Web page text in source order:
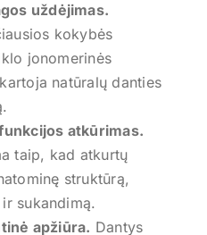
uždėjimas.
kokybės
jonomerinės
natūralų danties
atkūrimas.
taip, kad atkurtų
struktūrą,
sukandimą.
apžiūra. Dantys